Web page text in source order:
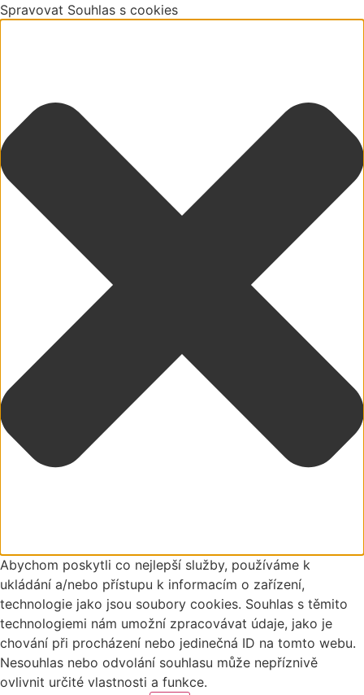
Spravovat Souhlas s cookies
Abychom poskytli co nejlepší služby, používáme k
ukládání a/nebo přístupu k informacím o zařízení,
technologie jako jsou soubory cookies. Souhlas s těmito
technologiemi nám umožní zpracovávat údaje, jako je
chování při procházení nebo jedinečná ID na tomto webu.
Nesouhlas nebo odvolání souhlasu může nepříznivě
ovlivnit určité vlastnosti a funkce.